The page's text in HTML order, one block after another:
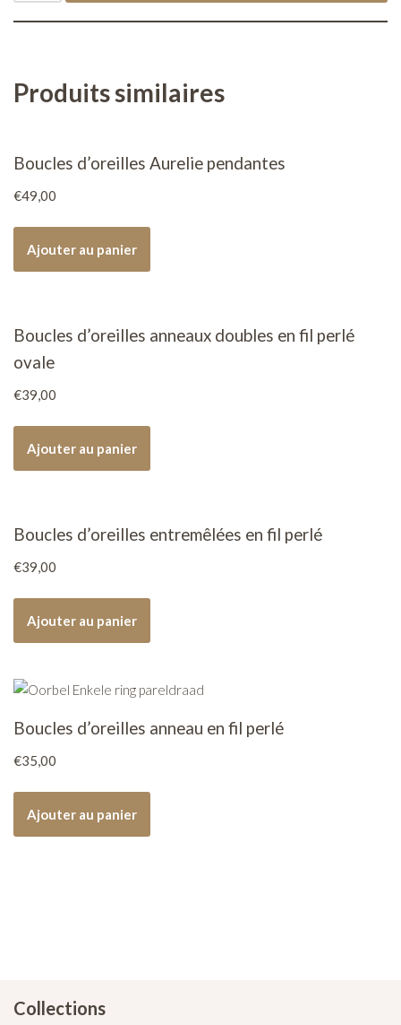
Produits similaires
Boucles d’oreilles Aurelie pendantes
€49,00
Ajouter au panier
Boucles d’oreilles anneaux doubles en fil perlé
ovale
€39,00
Ajouter au panier
Boucles d’oreilles entremêlées en fil perlé
€39,00
Ajouter au panier
Boucles d’oreilles anneau en fil perlé
€35,00
Ajouter au panier
Collections